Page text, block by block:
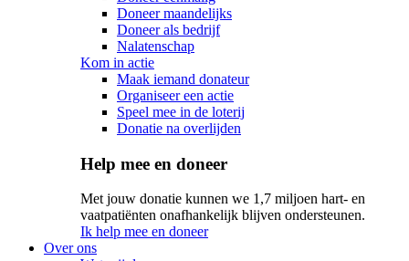
Doneer maandelijks
Doneer als bedrijf
Nalatenschap
Kom in actie
Maak iemand donateur
Organiseer een actie
Speel mee in de loterij
Donatie na overlijden
Help mee en doneer
Met jouw donatie kunnen we 1,7 miljoen hart- en
vaatpatiënten onafhankelijk blijven ondersteunen.
Ik help mee en doneer
Over ons